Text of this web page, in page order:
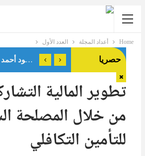
Home أعداد المجلة العدد الأول
حصريا
تطوير المالية
من خلال المصلحة
للتأمين التكافلي